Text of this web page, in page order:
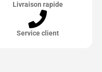
Livraison rapide
Service client